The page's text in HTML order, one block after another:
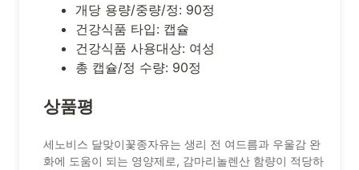
개당 용량/중량/정: 90정
건강식품 타입: 캡슐
건강식품 사용대상: 여성
총 캡슐/정 수량: 90정
상품평
세노비스 달맞이꽃종자유는 생리 전 여드름과 우울감 완
화에 도움이 되는 영양제로, 감마리놀렌산 함량이 적당하